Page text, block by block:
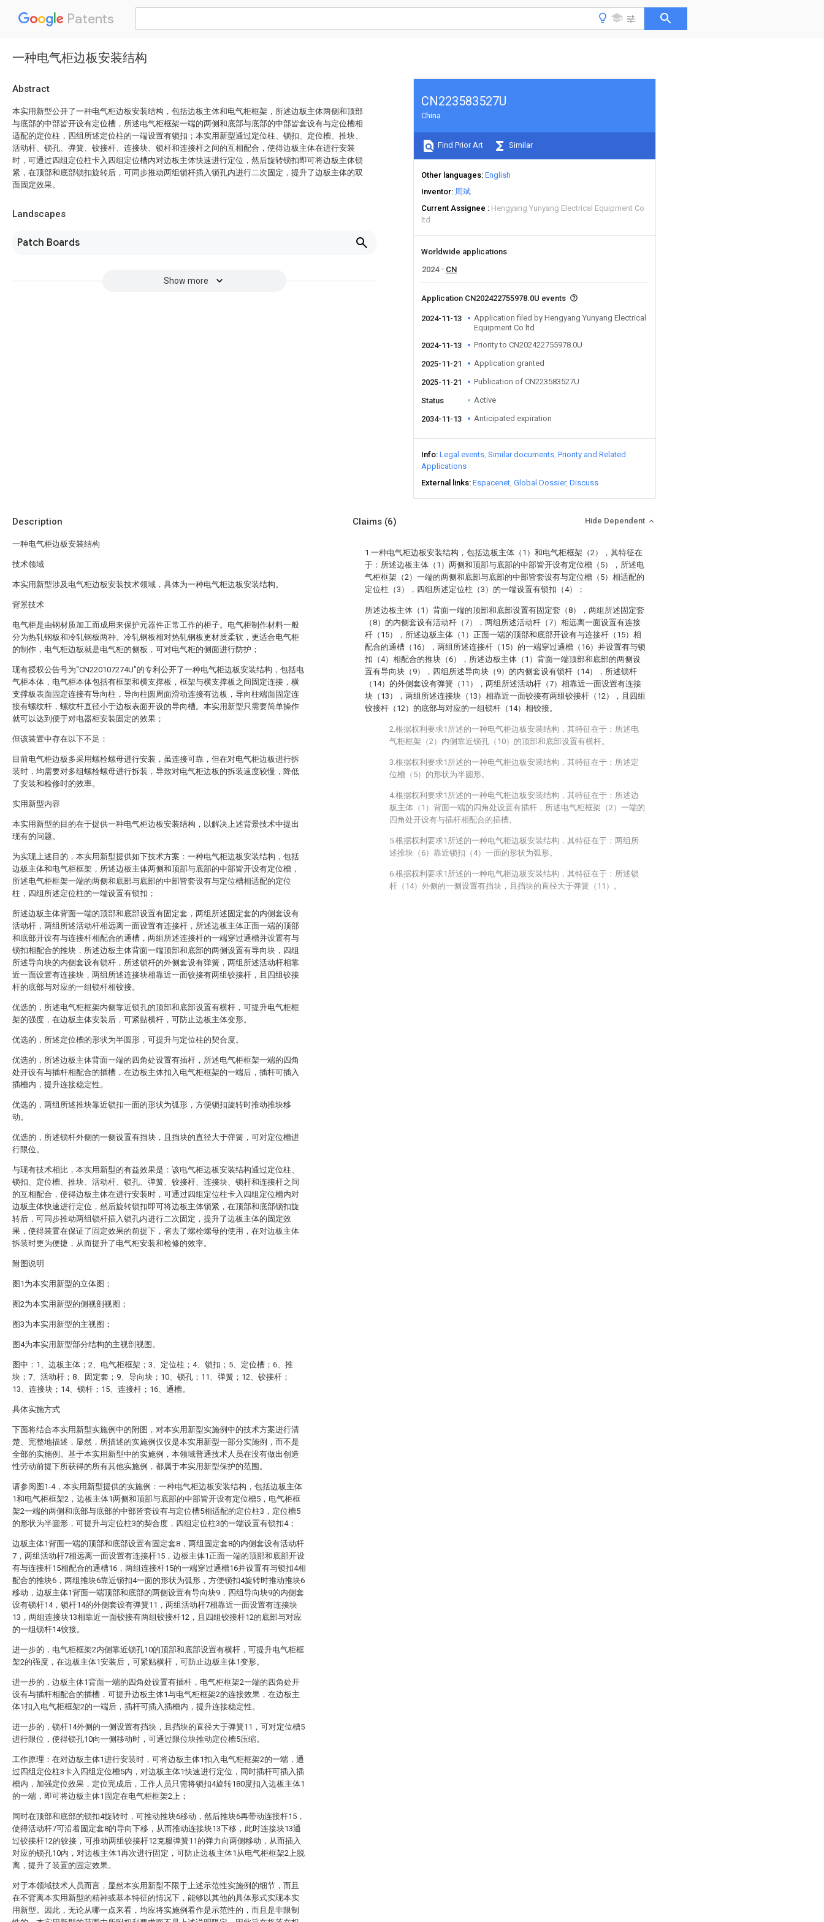
Patents
一种电气柜边板安装结构
Abstract
本实用新型公开了一种电气柜边板安装结构，包括边板主体和电气柜框架，所述边板主体两侧和顶部
与底部的中部皆开设有定位槽，所述电气柜框架一端的两侧和底部与底部的中部皆套设有与定位槽相
适配的定位柱，四组所述定位柱的一端设置有锁扣；本实用新型通过定位柱、锁扣、定位槽、推块、
活动杆、锁孔、弹簧、铰接杆、连接块、锁杆和连接杆之间的互相配合，使得边板主体在进行安装
时，可通过四组定位柱卡入四组定位槽内对边板主体快速进行定位，然后旋转锁扣即可将边板主体锁
紧，在顶部和底部锁扣旋转后，可同步推动两组锁杆插入锁孔内进行二次固定，提升了边板主体的双
面固定效果。
Landscapes
Patch Boards
Show more
CN223583527U
China
Find Prior Art Similar
Other languages English
Inventor 周斌
Current Assignee
Hengyang Yunyang Electrical Equipment Co
ltd
Worldwide applications
2024
CN
Application CN202422755978.0U events
2024-11-13
Application filed by Hengyang Yunyang Electrical
Equipment Co ltd
2024-11-13
Priority to CN202422755978.0U
2025-11-21 Application granted
2025-11-21 Publication of CN223583527U
Status Active
2034-11-13 Anticipated expiration
Info Legal events Similar documents Priority and Related
Applications
External links Espacenet Global Dossier Discuss
Description
一种电气柜边板安装结构
技术领域
本实用新型涉及电气柜边板安装技术领域，具体为一种电气柜边板安装结构。
背景技术
电气柜是由钢材质加工而成用来保护元器件正常工作的柜子。电气柜制作材料一般
分为热轧钢板和冷轧钢板两种。冷轧钢板相对热轧钢板更材质柔软，更适合电气柜
的制作，电气柜边板就是电气柜的侧板，可对电气柜的侧面进行防护；
现有授权公告号为“CN220107274U”的专利公开了一种电气柜边板安装结构，包括电
气柜本体，电气柜本体包括有框架和横支撑板，框架与横支撑板之间固定连接，横
支撑板表面固定连接有导向柱，导向柱圆周面滑动连接有边板，导向柱端面固定连
接有螺纹杆，螺纹杆直径小于边板表面开设的导向槽。本实用新型只需要简单操作
就可以达到便于对电器柜安装固定的效果；
但该装置中存在以下不足：
目前电气柜边板多采用螺栓螺母进行安装，虽连接可靠，但在对电气柜边板进行拆
装时，均需要对多组螺栓螺母进行拆装，导致对电气柜边板的拆装速度较慢，降低
了安装和检修时的效率。
实用新型内容
本实用新型的目的在于提供一种电气柜边板安装结构，以解决上述背景技术中提出
现有的问题。
为实现上述目的，本实用新型提供如下技术方案：一种电气柜边板安装结构，包括
边板主体和电气柜框架，所述边板主体两侧和顶部与底部的中部皆开设有定位槽，
所述电气柜框架一端的两侧和底部与底部的中部皆套设有与定位槽相适配的定位
柱，四组所述定位柱的一端设置有锁扣；
所述边板主体背面一端的顶部和底部设置有固定套，两组所述固定套的内侧套设有
活动杆，两组所述活动杆相远离一面设置有连接杆，所述边板主体正面一端的顶部
和底部开设有与连接杆相配合的通槽，两组所述连接杆的一端穿过通槽并设置有与
锁扣相配合的推块，所述边板主体背面一端顶部和底部的两侧设置有导向块，四组
所述导向块的内侧套设有锁杆，所述锁杆的外侧套设有弹簧，两组所述活动杆相靠
近一面设置有连接块，两组所述连接块相靠近一面铰接有两组铰接杆，且四组铰接
杆的底部与对应的一组锁杆相铰接。
优选的，所述电气柜框架内侧靠近锁孔的顶部和底部设置有横杆，可提升电气柜框
架的强度，在边板主体安装后，可紧贴横杆，可防止边板主体变形。
优选的，所述定位槽的形状为半圆形，可提升与定位柱的契合度。
优选的，所述边板主体背面一端的四角处设置有插杆，所述电气柜框架一端的四角
处开设有与插杆相配合的插槽，在边板主体扣入电气柜框架的一端后，插杆可插入
插槽内，提升连接稳定性。
优选的，两组所述推块靠近锁扣一面的形状为弧形，方便锁扣旋转时推动推块移
动。
优选的，所述锁杆外侧的一侧设置有挡块，且挡块的直径大于弹簧，可对定位槽进
行限位。
与现有技术相比，本实用新型的有益效果是：该电气柜边板安装结构通过定位柱、
锁扣、定位槽、推块、活动杆、锁孔、弹簧、铰接杆、连接块、锁杆和连接杆之间
的互相配合，使得边板主体在进行安装时，可通过四组定位柱卡入四组定位槽内对
边板主体快速进行定位，然后旋转锁扣即可将边板主体锁紧，在顶部和底部锁扣旋
转后，可同步推动两组锁杆插入锁孔内进行二次固定，提升了边板主体的固定效
果，使得装置在保证了固定效果的前提下，省去了螺栓螺母的使用，在对边板主体
拆装时更为便捷，从而提升了电气柜安装和检修的效率。
附图说明
图1为本实用新型的立体图；
图2为本实用新型的侧视剖视图；
图3为本实用新型的主视图；
图4为本实用新型部分结构的主视剖视图。
图中：1、边板主体；2、电气柜框架；3、定位柱；4、锁扣；5、定位槽；6、推
块；7、活动杆；8、固定套；9、导向块；10、锁孔；11、弹簧；12、铰接杆；
13、连接块；14、锁杆；15、连接杆；16、通槽。
具体实施方式
下面将结合本实用新型实施例中的附图，对本实用新型实施例中的技术方案进行清
楚、完整地描述，显然，所描述的实施例仅仅是本实用新型一部分实施例，而不是
全部的实施例。基于本实用新型中的实施例，本领域普通技术人员在没有做出创造
性劳动前提下所获得的所有其他实施例，都属于本实用新型保护的范围。
请参阅图1-4，本实用新型提供的实施例：一种电气柜边板安装结构，包括边板主体
1和电气柜框架2，边板主体1两侧和顶部与底部的中部皆开设有定位槽5，电气柜框
架2一端的两侧和底部与底部的中部皆套设有与定位槽5相适配的定位柱3，定位槽5
的形状为半圆形，可提升与定位柱3的契合度，四组定位柱3的一端设置有锁扣4；
边板主体1背面一端的顶部和底部设置有固定套8，两组固定套8的内侧套设有活动杆
7，两组活动杆7相远离一面设置有连接杆15，边板主体1正面一端的顶部和底部开设
有与连接杆15相配合的通槽16，两组连接杆15的一端穿过通槽16并设置有与锁扣4相
配合的推块6，两组推块6靠近锁扣4一面的形状为弧形，方便锁扣4旋转时推动推块6
移动，边板主体1背面一端顶部和底部的两侧设置有导向块9，四组导向块9的内侧套
设有锁杆14，锁杆14的外侧套设有弹簧11，两组活动杆7相靠近一面设置有连接块
13，两组连接块13相靠近一面铰接有两组铰接杆12，且四组铰接杆12的底部与对应
的一组锁杆14铰接。
进一步的，电气柜框架2内侧靠近锁孔10的顶部和底部设置有横杆，可提升电气柜框
架2的强度，在边板主体1安装后，可紧贴横杆，可防止边板主体1变形。
进一步的，边板主体1背面一端的四角处设置有插杆，电气柜框架2一端的四角处开
设有与插杆相配合的插槽，可提升边板主体1与电气柜框架2的连接效果，在边板主
体1扣入电气柜框架2的一端后，插杆可插入插槽内，提升连接稳定性。
进一步的，锁杆14外侧的一侧设置有挡块，且挡块的直径大于弹簧11，可对定位槽5
进行限位，使得锁孔10向一侧移动时，可通过限位块推动定位槽5压缩。
工作原理：在对边板主体1进行安装时，可将边板主体1扣入电气柜框架2的一端，通
过四组定位柱3卡入四组定位槽5内，对边板主体1快速进行定位，同时插杆可插入插
槽内，加强定位效果，定位完成后，工作人员只需将锁扣4旋转180度扣入边板主体1
的一端，即可将边板主体1固定在电气柜框架2上；
同时在顶部和底部的锁扣4旋转时，可推动推块6移动，然后推块6再带动连接杆15，
使得活动杆7可沿着固定套8的导向下移，从而推动连接块13下移，此时连接块13通
过铰接杆12的铰接，可推动两组铰接杆12克服弹簧11的弹力向两侧移动，从而插入
对应的锁孔10内，对边板主体1再次进行固定，可防止边板主体1从电气柜框架2上脱
离，提升了装置的固定效果。
对于本领域技术人员而言，显然本实用新型不限于上述示范性实施例的细节，而且
在不背离本实用新型的精神或基本特征的情况下，能够以其他的具体形式实现本实
用新型。因此，无论从哪一点来看，均应将实施例看作是示范性的，而且是非限制
Claims (6) Hide Dependent
1.一种电气柜边板安装结构，包括边板主体（1）和电气柜框架（2），其特征在
于：所述边板主体（1）两侧和顶部与底部的中部皆开设有定位槽（5），所述电
气柜框架（2）一端的两侧和底部与底部的中部皆套设有与定位槽（5）相适配的
定位柱（3），四组所述定位柱（3）的一端设置有锁扣（4）；
所述边板主体（1）背面一端的顶部和底部设置有固定套（8），两组所述固定套
（8）的内侧套设有活动杆（7），两组所述活动杆（7）相远离一面设置有连接
杆（15），所述边板主体（1）正面一端的顶部和底部开设有与连接杆（15）相
配合的通槽（16），两组所述连接杆（15）的一端穿过通槽（16）并设置有与锁
扣（4）相配合的推块（6），所述边板主体（1）背面一端顶部和底部的两侧设
置有导向块（9），四组所述导向块（9）的内侧套设有锁杆（14），所述锁杆
（14）的外侧套设有弹簧（11），两组所述活动杆（7）相靠近一面设置有连接
块（13），两组所述连接块（13）相靠近一面铰接有两组铰接杆（12），且四组
铰接杆（12）的底部与对应的一组锁杆（14）相铰接。
2.根据权利要求1所述的一种电气柜边板安装结构，其特征在于：所述电
气柜框架（2）内侧靠近锁孔（10）的顶部和底部设置有横杆。
3.根据权利要求1所述的一种电气柜边板安装结构，其特征在于：所述定
位槽（5）的形状为半圆形。
4.根据权利要求1所述的一种电气柜边板安装结构，其特征在于：所述边
板主体（1）背面一端的四角处设置有插杆，所述电气柜框架（2）一端的
四角处开设有与插杆相配合的插槽。
5.根据权利要求1所述的一种电气柜边板安装结构，其特征在于：两组所
述推块（6）靠近锁扣（4）一面的形状为弧形。
6.根据权利要求1所述的一种电气柜边板安装结构，其特征在于：所述锁
杆（14）外侧的一侧设置有挡块，且挡块的直径大于弹簧（11）。